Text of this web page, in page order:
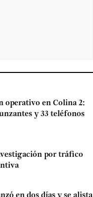
operativo en Colina 2:
y 33 teléfonos
por tráfico